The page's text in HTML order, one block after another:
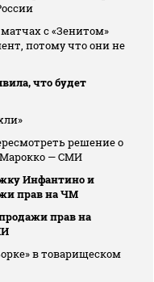
с «Зенитом»
потому что они не
что будет
решение о
Марокко — СМИ
Инфантино и
прав на ЧМ
прав на
в товарищеском